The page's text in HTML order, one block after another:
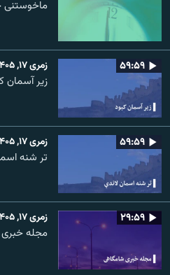
۵۹:۵۹ زمری ۱۷, ۱۴۰۵
زیر آسمان
۵۹:۵۹ زمری ۱۷, ۱۴۰۵
تر شنه
۲۹:۵۹ زمری ۱۷, ۱۴۰۵
مجله